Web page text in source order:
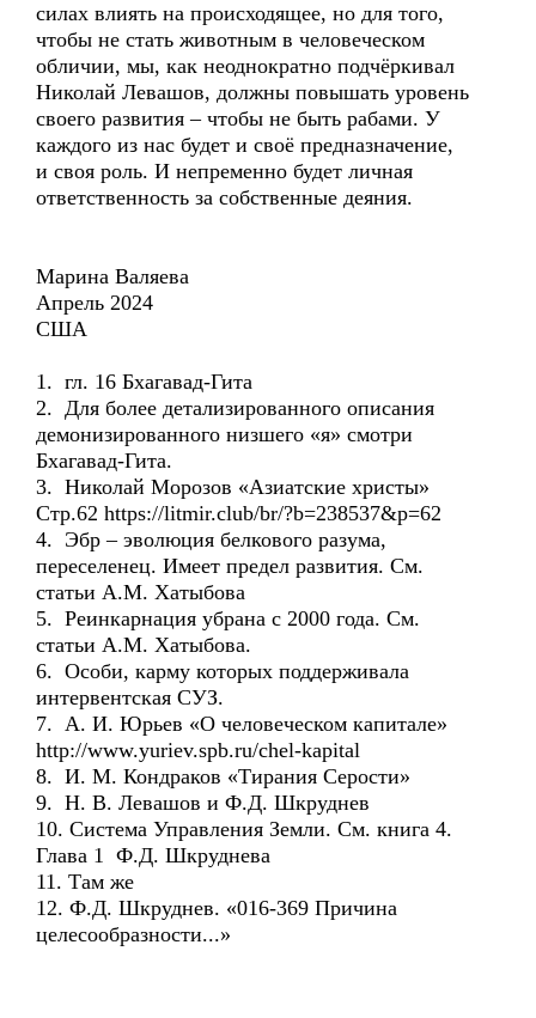
силах влиять на происходящее, но для того,
чтобы не стать животным в человеческом
обличии, мы, как неоднократно подчёркивал
Николай Левашов, должны повышать уровень
своего развития – чтобы не быть рабами. У
каждого из нас будет и своё предназначение,
и своя роль. И непременно будет личная
ответственность за собственные деяния.
Марина Валяева
Апрель 2024
США
1. гл. 16 Бхагавад-Гита
2. Для более детализированного описания
демонизированного низшего «я» смотри
Бхагавад-Гита.
3. Николай Морозов «Азиатские христы»
Стр.62 https://litmir.club/br/?b=238537&p=62
4. Эбр – эволюция белкового разума,
переселенец. Имеет предел развития. См.
статьи А.М. Хатыбова
5. Реинкарнация убрана с 2000 года. См.
статьи А.М. Хатыбова.
6. Особи, карму которых поддерживала
интервентская СУЗ.
7. А. И. Юрьев «О человеческом капитале»
http://www.yuriev.spb.ru/chel-kapital
8. И. М. Кондраков «Тирания Серости»
9. Н. В. Левашов и Ф.Д. Шкруднев
10. Система Управления Земли. См. книга 4.
Глава 1 Ф.Д. Шкруднева
11. Там же
12. Ф.Д. Шкруднев. «016-369 Причина
целесообразности...»